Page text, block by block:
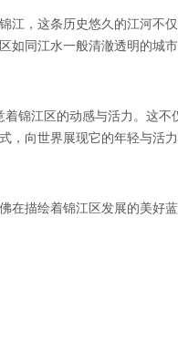
江，这条历史悠久的江河不
同江水一般清澈透明的城市
锦江区的动感与活力。这不
，向世界展现它的年轻与活力
描绘着锦江区发展的美好